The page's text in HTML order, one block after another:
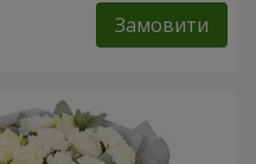
Замовити